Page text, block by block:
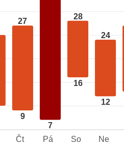
27
9
7
28
16
24
12
Čt Pá So Ne